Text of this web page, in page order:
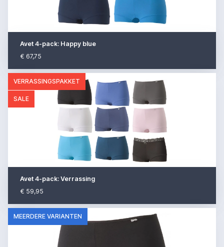
Avet 4-pack: Happy blue
€ 67,75
VERRASSINGSPAKKET
SALE
Avet 4-pack: Verrassing
€ 59,95
MEERDERE VARIANTEN